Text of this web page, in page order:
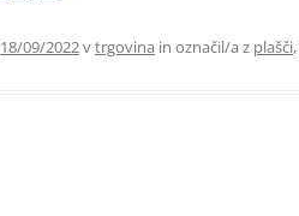
18/09/2022vtrgovina in označil/a z plašči,